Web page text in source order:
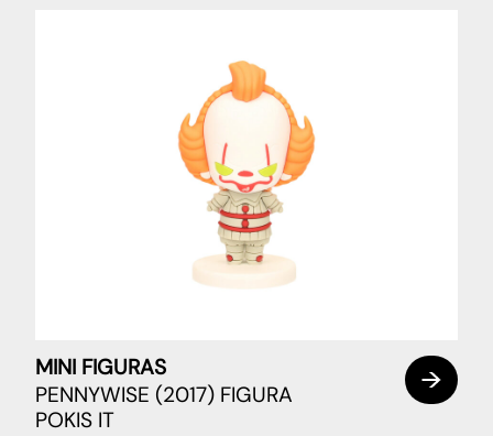
MINI FIGURAS
PENNYWISE (2017) FIGURA
POKIS IT